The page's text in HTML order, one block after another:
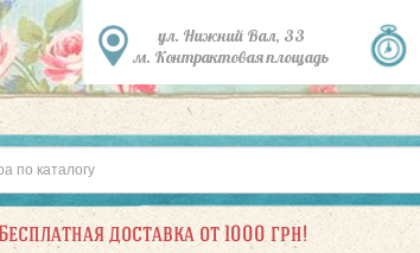
ул. Нижний Вал, 33
м. Контрактовая площадь
Бесплатная доставка от 1000 грн!